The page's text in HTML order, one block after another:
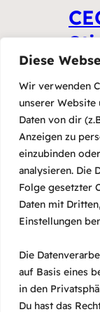
Diese
Wir verwenden
unserer
Daten von dir
Anzeigen zu
einzubinden
analysieren. Die
Folge gesetzter
Daten mit
Einstellungen
Die
auf Basis eines
in den
Du hast das